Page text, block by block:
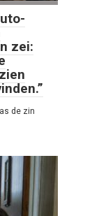
zei:
de zin